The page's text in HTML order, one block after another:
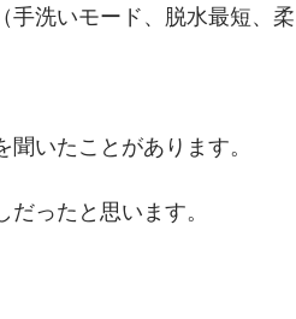
手洗いモード、脱水最短、柔
いたことがあります。
ったと思います。